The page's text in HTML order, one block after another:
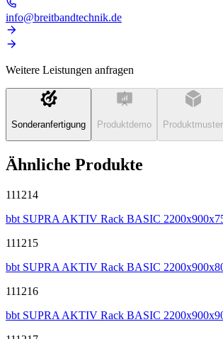
info@breitbandtechnik.de
Weitere Leistungen anfragen
Sonderanfertigung Produktdemo Produktmuster
Ähnliche Produkte
111214
bbt SUPRA AKTIV Rack BASIC
111215
bbt SUPRA AKTIV Rack BASIC
111216
bbt SUPRA AKTIV Rack BASIC